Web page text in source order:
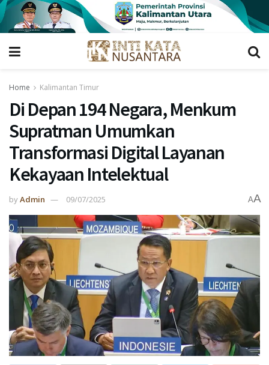
Home Kalimantan Timur
Di Depan 194 Negara, Menkum
Supratman Umumkan
Transformasi Digital Layanan
Kekayaan Intelektual
byAdmin 09/07/2025 AA